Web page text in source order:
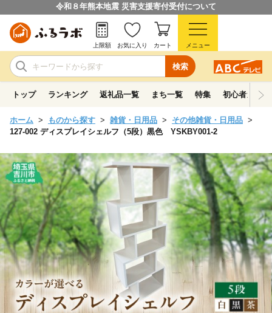
令和８年熊本地震 災害支援寄付受付について
検索
上限額 お気に入り カート メニュー
トップ ランキング 返礼品一覧 まち一覧 特集 初心者ガイド
ホーム ものから探す 雑貨・日用品
その他雑貨・日用品
127-002 ディスプレイシェルフ（5段）黒色 YSKBY001-2